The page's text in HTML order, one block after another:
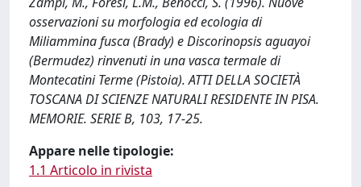
osservazioni su morfologia ed ecologia di
Miliammina fusca (Brady) e Discorinopsis aguayoi
(Bermudez) rinvenuti in una vasca termale di
Montecatini Terme (Pistoia). ATTI DELLA SOCIETÀ
TOSCANA DI SCIENZE NATURALI RESIDENTE IN PISA.
MEMORIE. SERIE B, 103, 17-25.
Appare nelle tipologie:
1.1 Articolo in rivista